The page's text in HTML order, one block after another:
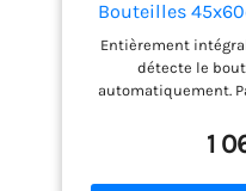
Bouteilles
Bolero
Matt Black
Température
Entièrement
détecte le
automatiquement.
totale de 28
total de 28
réglable de 5°C à
1